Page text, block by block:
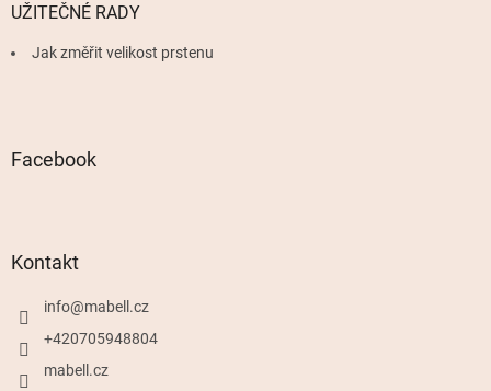
UŽITEČNÉ RADY
Jak změřit velikost prstenu
Facebook
Kontakt
info@mabell.cz
+420705948804
mabell.cz